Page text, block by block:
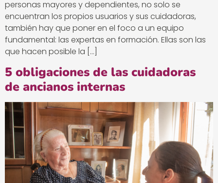
personas mayores y dependientes, no solo se
encuentran los propios usuarios y sus cuidadoras,
también hay que poner en el foco a un equipo
fundamental: las expertas en formación. Ellas son las
que hacen posible la […]
5 obligaciones de las cuidadoras
de ancianos internas